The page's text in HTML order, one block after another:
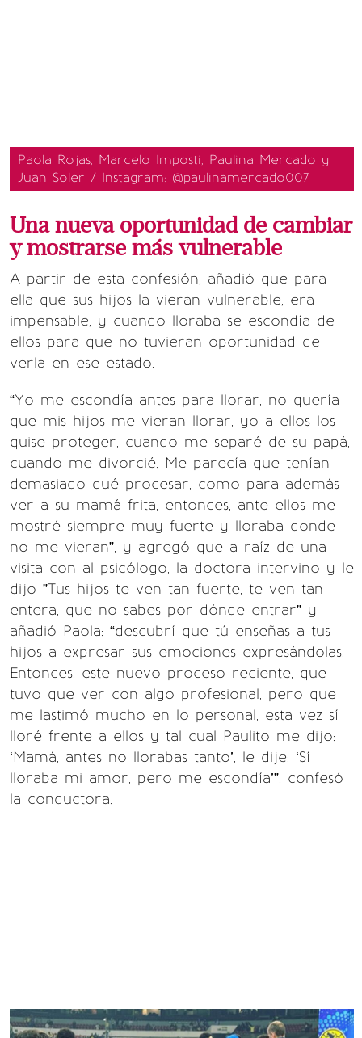
Paola Rojas, Marcelo Imposti, Paulina Mercado y
Juan Soler / Instagram: @paulinamercado007
Una nueva oportunidad de cambiar
y mostrarse más vulnerable
A partir de esta confesión, añadió que para
ella que sus hijos la vieran vulnerable, era
impensable, y cuando lloraba se escondía de
ellos para que no tuvieran oportunidad de
verla en ese estado.
“Yo me escondía antes para llorar, no quería
que mis hijos me vieran llorar, yo a ellos los
quise proteger, cuando me separé de su papá,
cuando me divorcié. Me parecía que tenían
demasiado qué procesar, como para además
ver a su mamá frita, entonces, ante ellos me
mostré siempre muy fuerte y lloraba donde
no me vieran”, y agregó que a raíz de una
visita con al psicólogo, la doctora intervino y le
dijo ”Tus hijos te ven tan fuerte, te ven tan
entera, que no sabes por dónde entrar” y
añadió Paola: “descubrí que tú enseñas a tus
hijos a expresar sus emociones expresándolas.
Entonces, este nuevo proceso reciente, que
tuvo que ver con algo profesional, pero que
me lastimó mucho en lo personal, esta vez sí
lloré frente a ellos y tal cual Paulito me dijo:
‘Mamá, antes no llorabas tanto’, le dije: ‘Sí
lloraba mi amor, pero me escondía’”, confesó
la conductora.